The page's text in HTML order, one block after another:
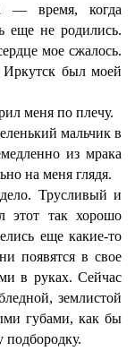
— время, когда
еще не родились.
мое сжалось.
был моей
меня по плечу.
мальчик в
из мрака
на меня глядя.
Трусливый и
этот так хорошо
еще какие-то
появятся в свое
в руках. Сейчас
землистой
губами, как бы